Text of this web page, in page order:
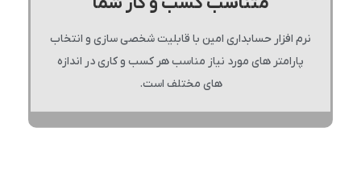
نرم افزار حسابداری امین با قابلیت شخصی سازی و انتخاب
پارامتر های مورد نیاز مناسب هر کسب و کاری در اندازه
های مختلف است.